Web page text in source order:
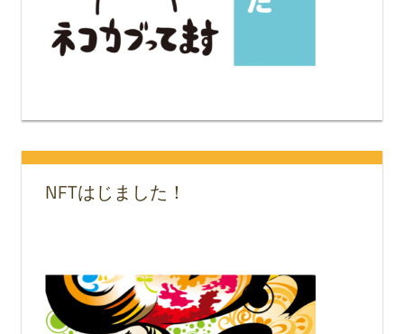
NFTはじました！